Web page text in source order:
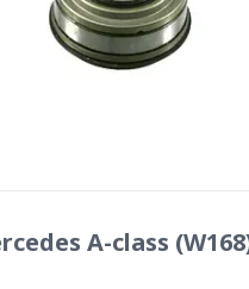
A-class